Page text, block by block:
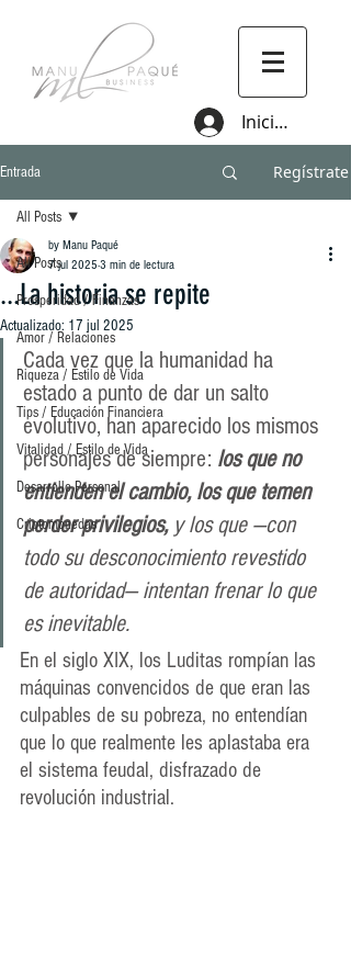
Iniciar sesión
Entrada Regístrate
All Posts
Prosperidad / Finanzas
Amor / Relaciones
Riqueza / Estilo de Vida
Tips / Educación Financiera
Vitalidad / Estilo de Vida
Desarrollo Personal
Criptomonedas
All Posts
...La historia se repite
by Manu Paqué
7 jul 2025 3 min de lectura
Actualizado: 17 jul 2025
Cada vez que la humanidad ha
estado a punto de dar un salto
evolutivo, han aparecido los mismos
personajes de siempre: los que no
entienden el cambio, los que temen
perder privilegios, y los que —con
todo su desconocimiento revestido
de autoridad— intentan frenar lo que
es inevitable.
En el siglo XIX, los Luditas rompían las
máquinas convencidos de que eran las
culpables de su pobreza, no entendían
que lo que realmente les aplastaba era
el sistema feudal, disfrazado de
revolución industrial.